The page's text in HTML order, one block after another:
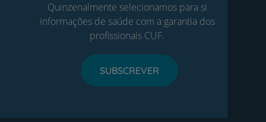
Quinzenalmente selecionamos para si
informações de saúde com a garantia dos
profissionais CUF.
SUBSCREVER